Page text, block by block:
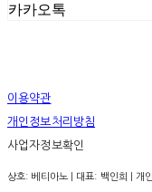
카카오톡
이용약관
개인정보처리방침
사업자정보확인
상호: 베티아노 | 대표: 백인희 |